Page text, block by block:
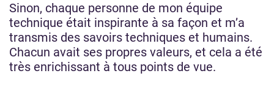
Sinon, chaque personne de mon équipe
technique était inspirante à sa façon et m’a
transmis des savoirs techniques et humains.
Chacun avait ses propres valeurs, et cela a été
très enrichissant à tous points de vue.